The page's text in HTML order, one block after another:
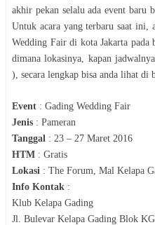
akhir pekan selalu ada event baru
Untuk acara yang terbaru saat ini,
Wedding Fairdi kota Jakarta pada
dimana lokasinya, kapan
), secara lengkap bisa anda lihat di
Event : Gading Wedding Fair
Jenis : Pameran
Tanggal : 23 – 27 Maret 2016
HTM : Gratis
Lokasi : The Forum, Mal Kelapa
Info Kontak :
Klub Kelapa Gading
Jl. Bulevar Kelapa Gading Blok